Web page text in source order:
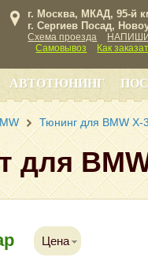
г. Москва, МКАД, 95-й
г. Сергиев Посад,
Схема проезда
Самовывоз
Как
АВТОТЮНИНГ
Тюнинг для BMW X-3
для
Цена